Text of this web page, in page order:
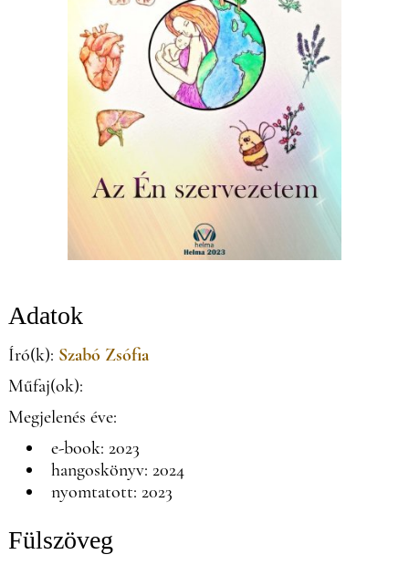
Adatok
Író(k): Szabó Zsófia
Műfaj(ok):
Megjelenés éve:
e-book: 2023
hangoskönyv: 2024
nyomtatott: 2023
Fülszöveg